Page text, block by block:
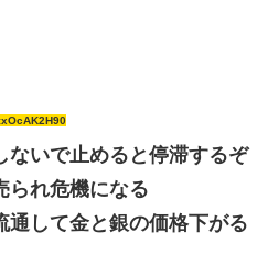
ないで止めると停滞するぞ
られ危機になる
通して金と銀の価格下がる